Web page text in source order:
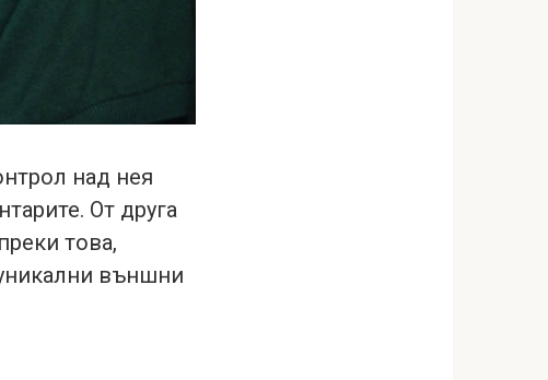
над нея
От друга
това,
външни